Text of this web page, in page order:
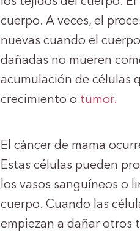
cuerpo. A veces, el
nuevas cuando el
dañadas no mueren
acumulación de células
crecimiento o tumor.
El cáncer de mama
Estas células pueden
los vasos sanguíneos o
cuerpo. Cuando las
empiezan a dañar otros